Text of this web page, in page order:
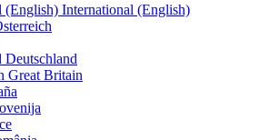
International (English)
Deutschland
Great Britain